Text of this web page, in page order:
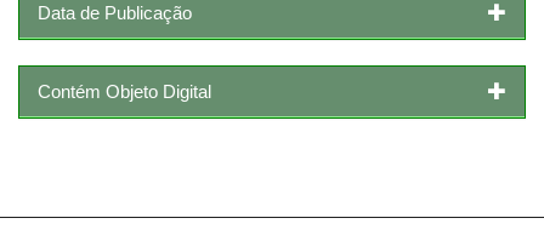
Data de Publicação
Contém Objeto Digital